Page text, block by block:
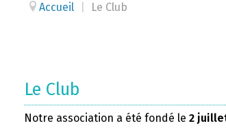
Accueil Le Club
Le Club
Notre association a été fondé le 2